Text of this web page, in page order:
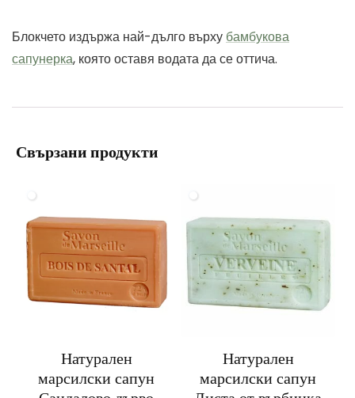
Блокчето издържа най-дълго върху бамбукова
сапунерка, която оставя водата да се оттича.
Свързани продукти
Натурален
марсилски сапун
Натурален
марсилски сапун